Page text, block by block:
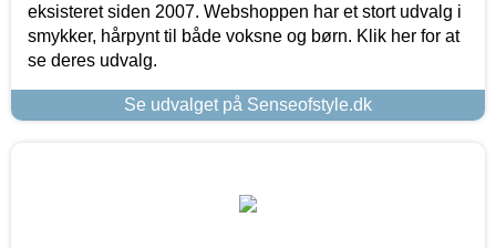
eksisteret siden 2007. Webshoppen har et stort udvalg i
smykker, hårpynt til både voksne og børn. Klik her for at
se deres udvalg.
Se udvalget på Senseofstyle.dk